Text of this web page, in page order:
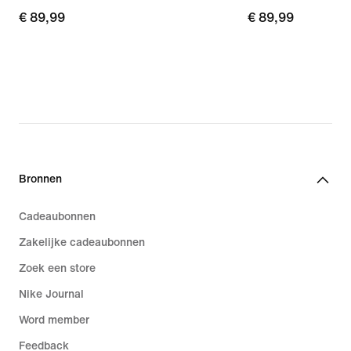
€ 89,99
€ 89,99 € 89,99
€ 89,99
Bronnen
Cadeaubonnen
Zakelijke cadeaubonnen
Zoek een store
Nike Journal
Word member
Feedback